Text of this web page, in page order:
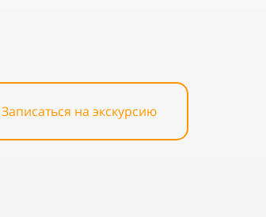
Записаться на экскурсию